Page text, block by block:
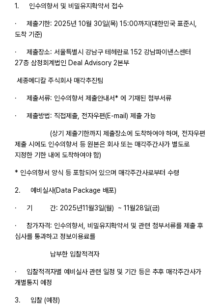
1. 인수의향서 및 비밀유지확약서 접수
· 제출기한: 2025년 10월 30일(목) 15:00까지(대한민국 표준시,
도착 기준)
· 제출장소: 서울특별시 강남구 테헤란로 152 강남파이낸스센터
27층 삼정회계법인 Deal Advisory 2본부
세종메디칼 주식회사 매각추진팀
· 제출서류: 인수의향서 제출안내서* 에 기재된 첨부서류
· 제출방법: 직접제출, 전자우편(E-mail) 제출 가능
(상기 제출기한까지 제출장소에 도착하여야 하며, 전자우편
제출 시에도 인수의향서 등 원본은 회사 또는 매각주간사가 별도로
지정한 기한 내에 도착하여야 함)
* 인수의향서 양식 등 포함되어 있으며 매각주간사로부터 수령
2. 예비실사(Data Package 배포)
· 기 간: 2025년11월3일(월) ~ 11월28일(금)
· 참가자격: 인수의향서, 비밀유지확약서 및 관련 첨부서류를 제출 후
심사를 통과하고 정보이용료를
납부한 입찰적격자
· 입찰적격자별 예비실사 관련 일정 및 기간 등은 추후 매각주간사가
개별통지 예정
3. 입찰 (예정)